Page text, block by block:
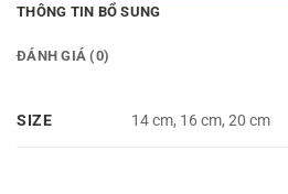
THÔNG TIN BỔ SUNG
ĐÁNH GIÁ (0)
SIZE 14 cm, 16 cm, 20 cm